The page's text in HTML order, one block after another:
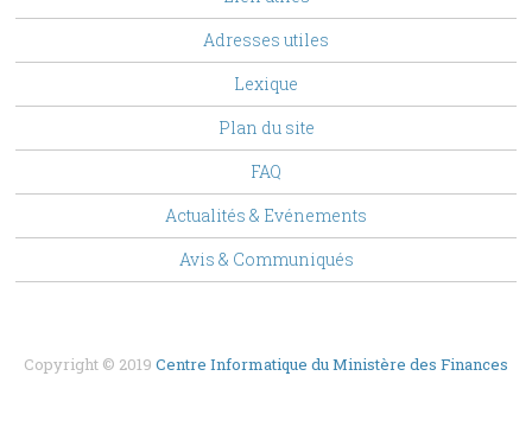
Adresses utiles
Lexique
Plan du site
FAQ
Actualités & Evénements
Avis & Communiqués
Copyright © 2019 Centre Informatique du Ministère des Finances